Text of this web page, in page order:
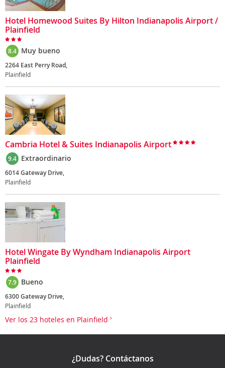
Hotel Homewood Suites By Hilton Indianapolis Airport /
Plainfield
8.4 Muy bueno
2264 East Perry Road,
Plainfield
Cambria Hotel & Suites Indianapolis Airport
9.4 Extraordinario
6014 Gateway Drive,
Plainfield
Hotel Wingate By Wyndham Indianapolis Airport
Plainfield
7.9 Bueno
6300 Gateway Drive,
Plainfield
Ver los 23 hoteles en Plainfield
¿Dudas? Contáctanos